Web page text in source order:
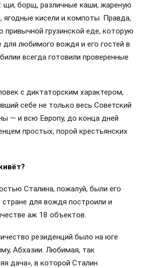
щи, борщ, различные каши, жареную
ягодные кисели и компоты. Правда,
привычной грузинской еде, которую
любимого вождя и его гостей в
всегда готовили проверенные
с диктаторским характером,
себе не только весь Советский
— и всю Европу, до конца дней
простых, порой крестьянских
Сталина, пожалуй, были его
стране для вождя построили и
аж 18 объектов.
резиденций было на юге
Абхазии. Любимая, так
дача», в которой Сталин